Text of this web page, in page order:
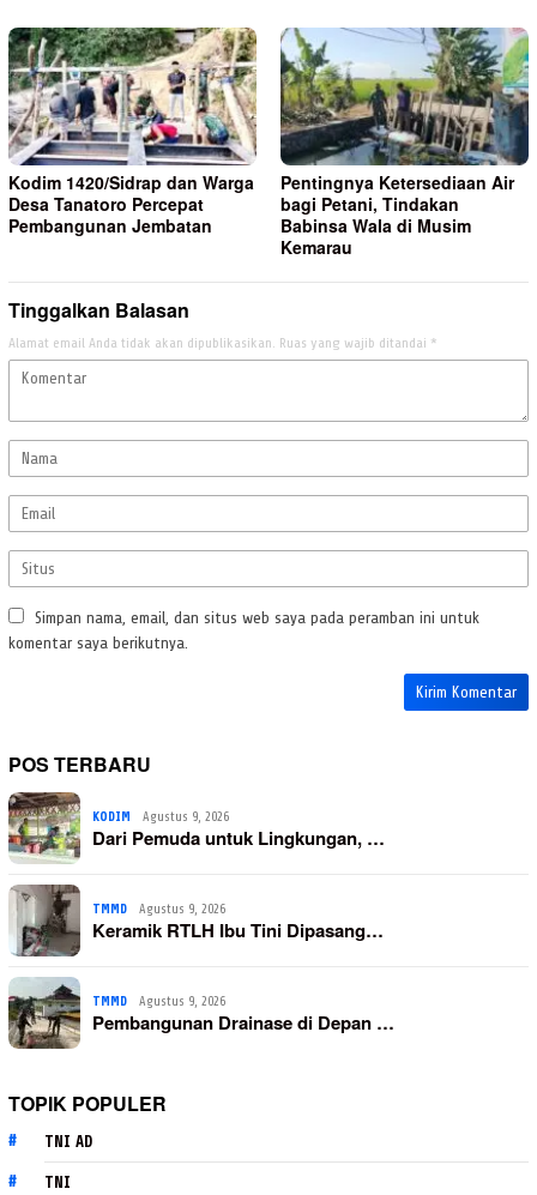
Kodim 1420/Sidrap dan Warga
Desa Tanatoro Percepat
Pembangunan Jembatan
Pentingnya Ketersediaan Air
bagi Petani, Tindakan
Babinsa Wala di Musim
Kemarau
Tinggalkan Balasan
Alamat email Anda tidak akan dipublikasikan. Ruas yang wajib ditandai *
Simpan nama, email, dan situs web saya pada peramban ini untuk
komentar saya berikutnya.
POS TERBARU
KODIM Agustus 9, 2026
Dari Pemuda untuk Lingkungan, …
TMMD Agustus 9, 2026
Keramik RTLH Ibu Tini Dipasang…
TMMD Agustus 9, 2026
Pembangunan Drainase di Depan …
TOPIK POPULER
TNI AD
TNI